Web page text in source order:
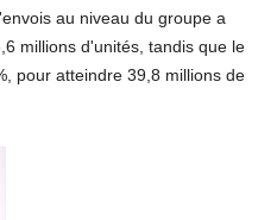
au niveau du groupe a
millions d'unités, tandis que le
pour atteindre 39,8 millions de